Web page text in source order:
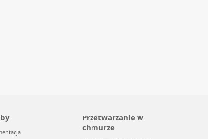
Przetwarzanie w
chmurze